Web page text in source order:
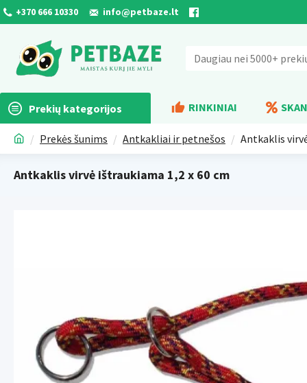
+370 666 10330 info@petbaze.lt
Prekių kategorijos RINKINIAI
Prekės šunims Antkakliai ir petnešos Antkaklis
Antkaklis virvė ištraukiama 1,2 x 60 cm